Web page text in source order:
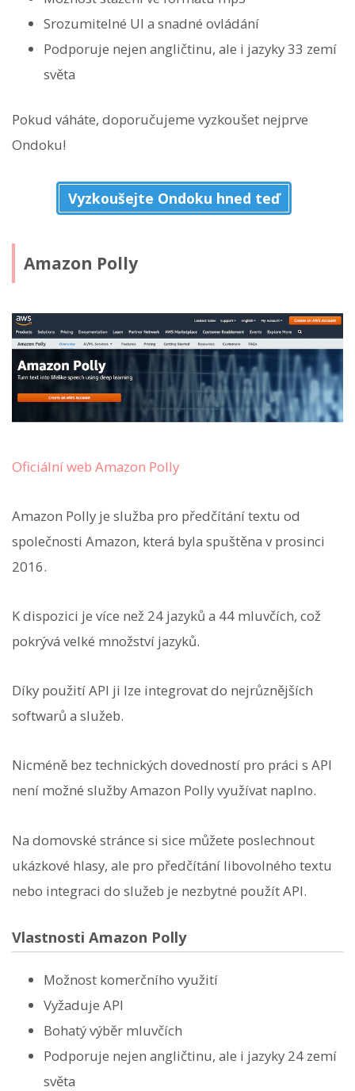
Srozumitelné UI a snadné ovládání
Podporuje nejen angličtinu, ale i jazyky 33 zemí
světa
Pokud váháte, doporučujeme vyzkoušet nejprve
Ondoku!
Vyzkoušejte Ondoku hned teď
Amazon Polly
Oficiální web Amazon Polly
Amazon Polly je služba pro předčítání textu od
společnosti Amazon, která byla spuštěna v prosinci
2016.
K dispozici je více než 24 jazyků a 44 mluvčích, což
pokrývá velké množství jazyků.
Díky použití API ji lze integrovat do nejrůznějších
softwarů a služeb.
Nicméně bez technických dovedností pro práci s API
není možné služby Amazon Polly využívat naplno.
Na domovské stránce si sice můžete poslechnout
ukázkové hlasy, ale pro předčítání libovolného textu
nebo integraci do služeb je nezbytné použít API.
Vlastnosti Amazon Polly
Možnost komerčního využití
Vyžaduje API
Bohatý výběr mluvčích
Podporuje nejen angličtinu, ale i jazyky 24 zemí
světa